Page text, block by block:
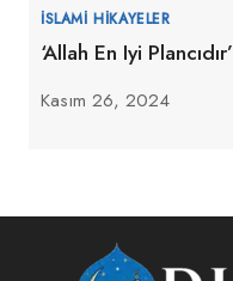
İSLAMI HIKAYELER
‘Allah En Iyi Plancıdır’
Kasım 26, 2024